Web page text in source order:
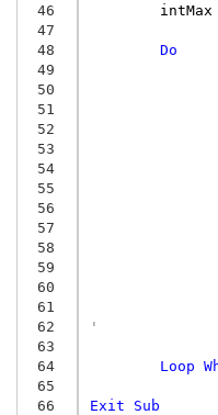
46
47
48
49
50
51
52
53
54
55
56
57
58
59
60
61
62
63
64
65
66
intMax
Do
Loop
Exit
Sub